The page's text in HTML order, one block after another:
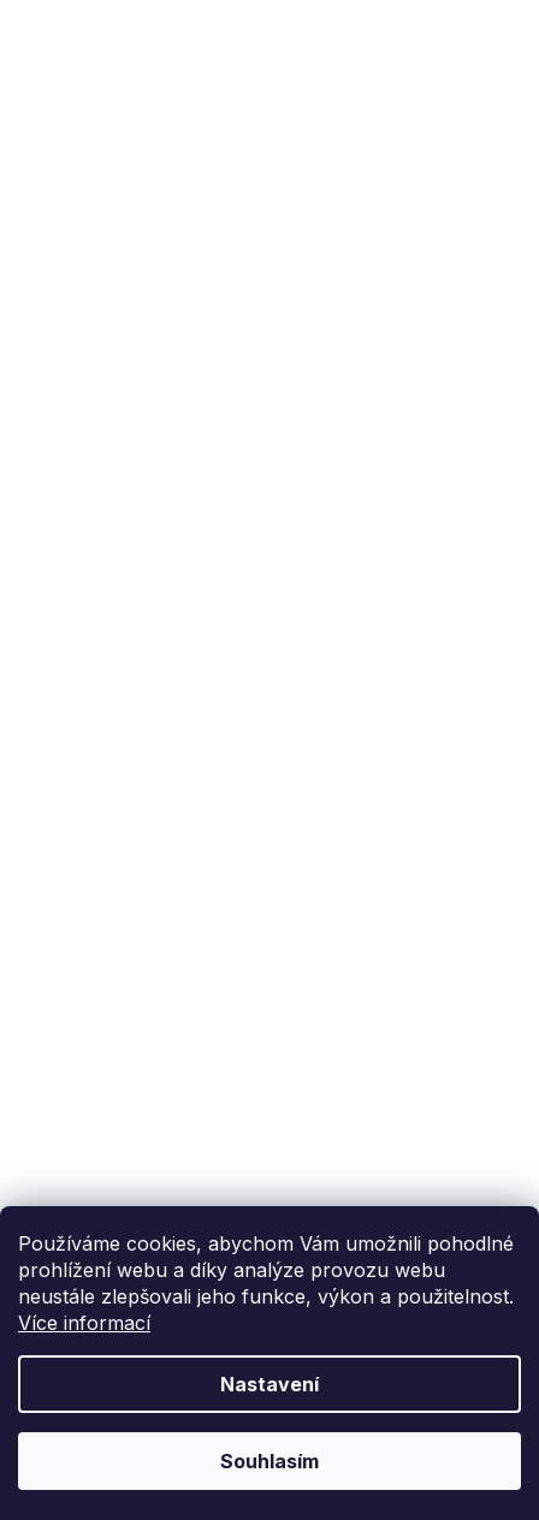
Používáme cookies, abychom Vám umožnili pohodlné
prohlížení webu a díky analýze provozu webu
neustále zlepšovali jeho funkce, výkon a použitelnost.
Více informací
Nastavení
Souhlasím